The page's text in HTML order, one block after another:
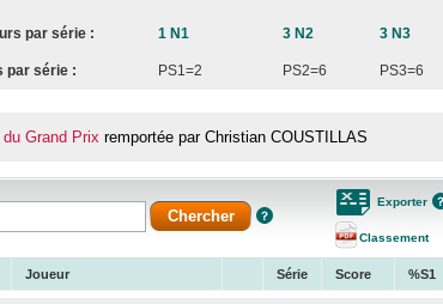
par série : 1 N1 3 N2 3 N3
par série : PS1=2 PS2=6 PS3=6
du Grand Prix remportée par Christian COUSTILLAS
Exporter
Classement
Joueur Série Score %S1